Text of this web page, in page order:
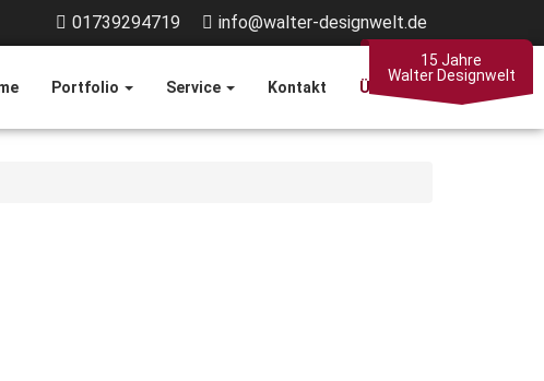
01739294719 info@walter-designwelt.de
Portfolio Service Kontakt Über Mich
15 Jahre
Walter Designwelt